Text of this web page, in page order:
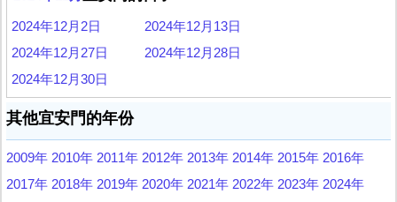
2024年12月2日
2024年12月13日
2024年12月27日
2024年12月28日
2024年12月30日
其他宜安門的年份
2009年 2010年 2011年 2012年 2013年 2014年 2015年 2016年
2017年 2018年 2019年 2020年 2021年 2022年 2023年 2024年